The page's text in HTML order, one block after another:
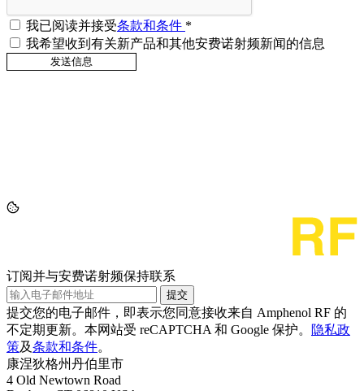
我已阅读并接受条款和条件 *
我希望收到有关新产品和其他安费诺射频新闻的信息
订阅并与安费诺射频保持联系
提交
提交您的电子邮件，即表示您同意接收来自 Amphenol RF 的
不定期更新。本网站受 reCAPTCHA 和 Google 保护。
隐私政
策及条款和条件。
康涅狄格州丹伯里市
4 Old Newtown Road